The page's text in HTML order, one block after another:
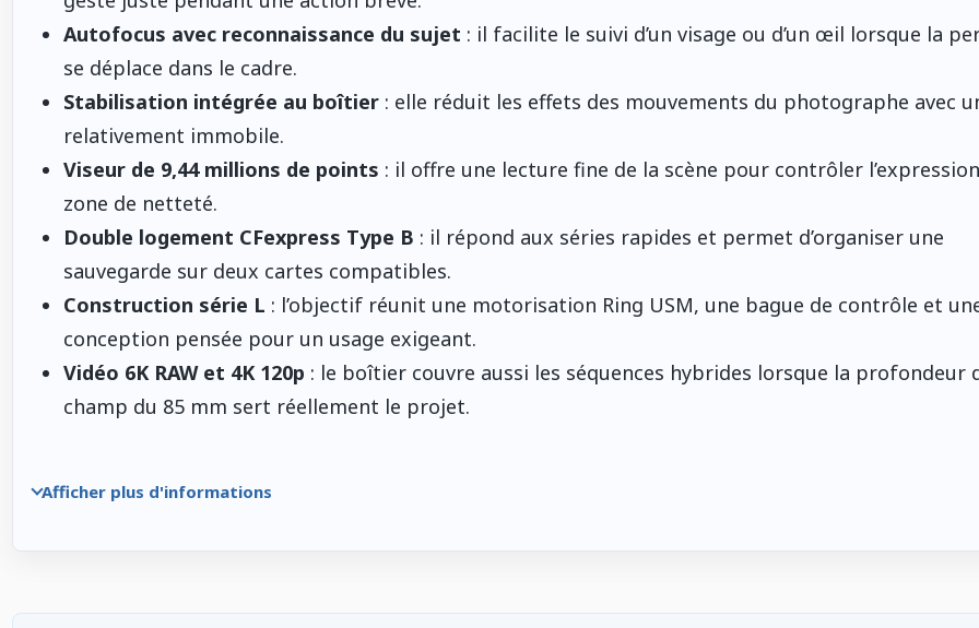
Autofocus avec reconnaissance du sujet : il facilite le suivi d’un visage ou d’un œil lorsque la
se déplace dans le cadre.
Stabilisation intégrée au boîtier: elle réduit les effets des mouvements du photographe avec
relativement immobile.
Viseur de 9,44 millions de points : il offre une lecture fine de la scène pour contrôler
zone de netteté.
Double logement CFexpress Type B : il répond aux séries rapides et permet d’organiser une
sauvegarde sur deux cartes compatibles.
Construction série L : l’objectif réunit une motorisation Ring USM, une bague de contrôle et
conception pensée pour un usage exigeant.
Vidéo 6K RAW et 4K 120p : le boîtier couvre aussi les séquences hybrides lorsque la profondeur
champ du 85 mm sert réellement le projet.
Afficher plus d'informations